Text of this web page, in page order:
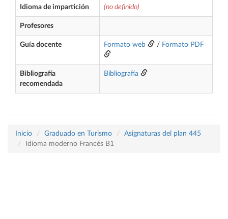
Idioma de impartición (no definido)
Profesores
Guía docente Formato web / Formato PDF
Bibliografía
recomendada
Bibliografía
Inicio Graduado en Turismo
Asignaturas del plan 445
Idioma moderno Francés B1